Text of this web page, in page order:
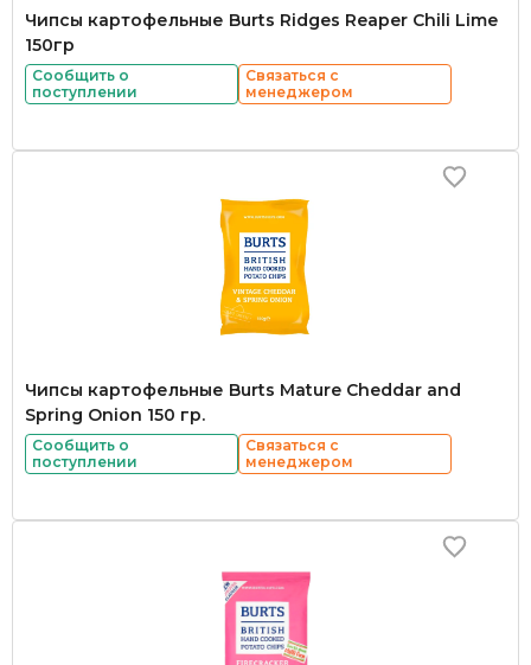
Чипсы картофельные Burts Ridges Reaper Chili Lime
150гр
Сообщить о
поступлении
Связаться с
менеджером
Чипсы картофельные Burts Mature Cheddar and
Spring Onion 150 гр.
Сообщить о
поступлении
Связаться с
менеджером